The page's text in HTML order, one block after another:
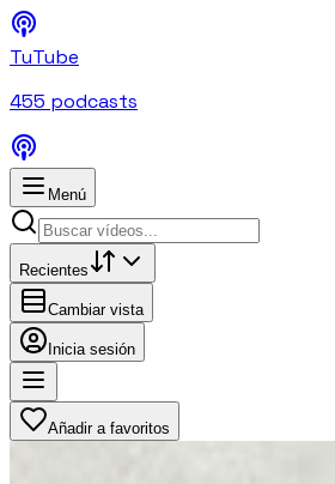
TuTube
455 podcasts
Menú
Recientes
Cambiar vista
Inicia sesión
Añadir a favoritos